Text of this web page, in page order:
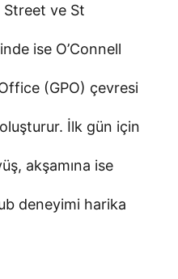
ve St
ise O’Connell
(GPO) çevresi
İlk gün için
akşamına ise
deneyimi harika